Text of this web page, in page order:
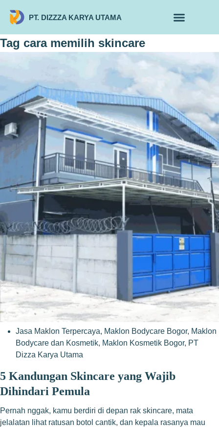
PT. DIZZZA KARYA UTAMA
Tag cara memilih skincare
Jasa Maklon Terpercaya, Maklon Bodycare Bogor, Maklon
Bodycare dan Kosmetik, Maklon Kosmetik Bogor, PT
Dizza Karya Utama
5 Kandungan Skincare yang Wajib
Dihindari Pemula
Pernah nggak, kamu berdiri di depan rak skincare, mata
jelalatan lihat ratusan botol cantik, dan kepala rasanya mau